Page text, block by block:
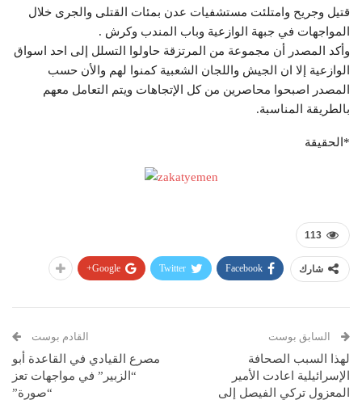
قتيل وجريح وامتلئت مستشفيات عدن بمئات القتلى والجرى خلال
المواجهات في جبهة الوازعية وباب المندب وكرش .
وأكد المصدر أن مجموعة من المرتزقة حاولوا التسلل إلى احد اسواق
الوازعية إلا ان الجيش واللجان الشعبية كمنوا لهم والأن حسب
المصدر اصبحوا محاصرين من كل الإتجاهات ويتم التعامل معهم
بالطريقة المناسبة.
*الحقيقة
113
شارك Facebook
Twitter
Google+
السابق بوست
لهذا السبب الصحافة
الإسرائيلية اعادت الأمير
المعزول تركي الفيصل إلى
القادم بوست
مصرع القيادي في القاعدة أبو
“الزبير” في مواجهات تعز
“صورة”